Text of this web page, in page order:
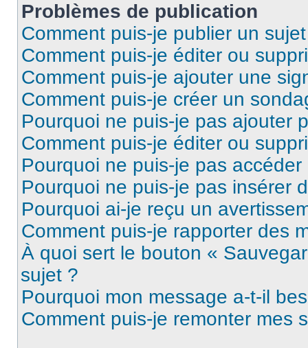
Problèmes de publication
Comment puis-je publier un
Comment puis-je éditer ou
Comment puis-je ajouter une
Comment puis-je créer un
Pourquoi ne puis-je pas ajouter
Comment puis-je éditer ou
Pourquoi ne puis-je pas
Pourquoi ne puis-je pas insérer
Pourquoi ai-je reçu un
Comment puis-je rapporter des
À quoi sert le bouton «
sujet ?
Pourquoi mon message a-t-il
Comment puis-je remonter mes